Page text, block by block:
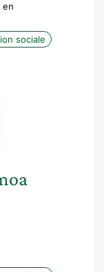
en
sociale